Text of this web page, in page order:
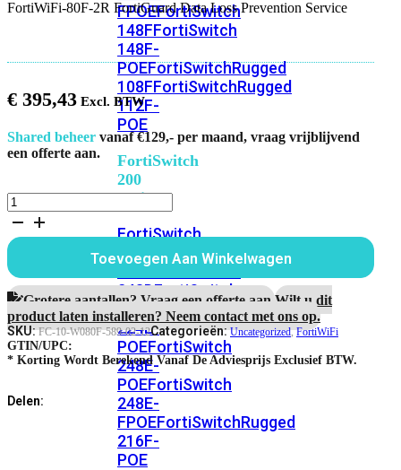
FPOEFortiSwitch
148FFortiSwitch
148F-
POEFortiSwitchRugged
108FFortiSwitchRugged
112F-
POE
FortiSwitch
200
Series
FortiSwitch
224D-
FPOE
248DFortiSwitch
224E
Fortiswitch
224E-
POEFortiSwitch
248E-
POEFortiSwitch
248E-
FPOEFortiSwitchRugged
216F-
POE
FortiWiFi-80F-2R FortiGuard Data Loss Prevention Service
€ 395,43
Shared beheer vanaf €129,- per maand, vraag vrijblijvend
een offerte aan.
FortiWiFi-
80F-
FortiGuard
Data
Loss
Prevention
Service
aantal
Toevoegen Aan Winkelwagen
Grotere aantallen? Vraag een offerte aan.Wilt u dit
product laten installeren? Neem contact met ons op.
SKU:FC-10-W080F-589-02-12Categorieën:Uncategorized,FortiWiFi
GTIN/UPC:
* Korting Wordt Berekend Vanaf De Adviesprijs Exclusief BTW.
Delen: